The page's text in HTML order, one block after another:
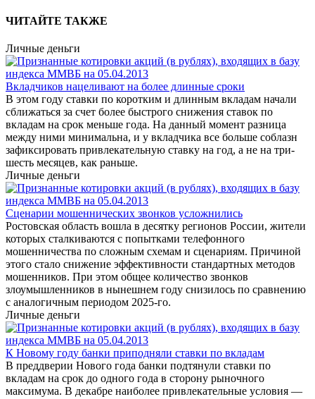
ЧИТАЙТЕ ТАКЖЕ
Личные деньги
Вкладчиков нацеливают на более длинные сроки
В этом году ставки по коротким и длинным вкладам начали
сближаться за счет более быстрого снижения ставок по
вкладам на срок меньше года. На данный момент разница
между ними минимальна, и у вкладчика все больше соблазн
зафиксировать привлекательную ставку на год, а не на три-
шесть месяцев, как раньше.
Личные деньги
Сценарии мошеннических звонков усложнились
Ростовская область вошла в десятку регионов России, жители
которых сталкиваются с попытками телефонного
мошенничества по сложным схемам и сценариям. Причиной
этого стало снижение эффективности стандартных методов
мошенников. При этом общее количество звонков
злоумышленников в нынешнем году снизилось по сравнению
с аналогичным периодом 2025-го.
Личные деньги
К Новому году банки приподняли ставки по вкладам
В преддверии Нового года банки подтянули ставки по
вкладам на срок до одного года в сторону рыночного
максимума. В декабре наиболее привлекательные условия —